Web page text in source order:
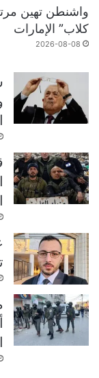
واشنطن تهين
كلاب” الإمارات
2026-08-08